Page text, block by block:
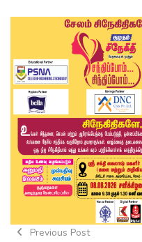
Previous Post